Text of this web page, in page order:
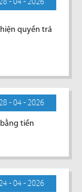
quyền trả
- 04 - 2026
tiền
- 04 - 2026